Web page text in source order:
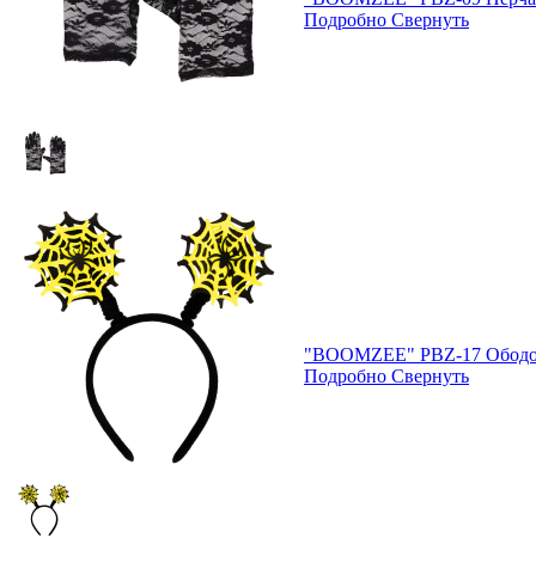
Подробно Свернуть
"BOOMZEE" PBZ-17
Подробно Свернуть